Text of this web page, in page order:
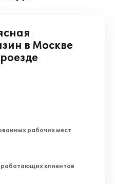
в Москве
рабочих мест
клиентов